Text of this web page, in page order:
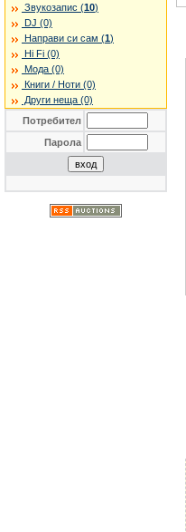
Звукозапис (10)
DJ (0)
Направи си сам (1)
Hi Fi (0)
Мода (0)
Книги / Ноти (0)
Други неща (0)
Потребител
Парола